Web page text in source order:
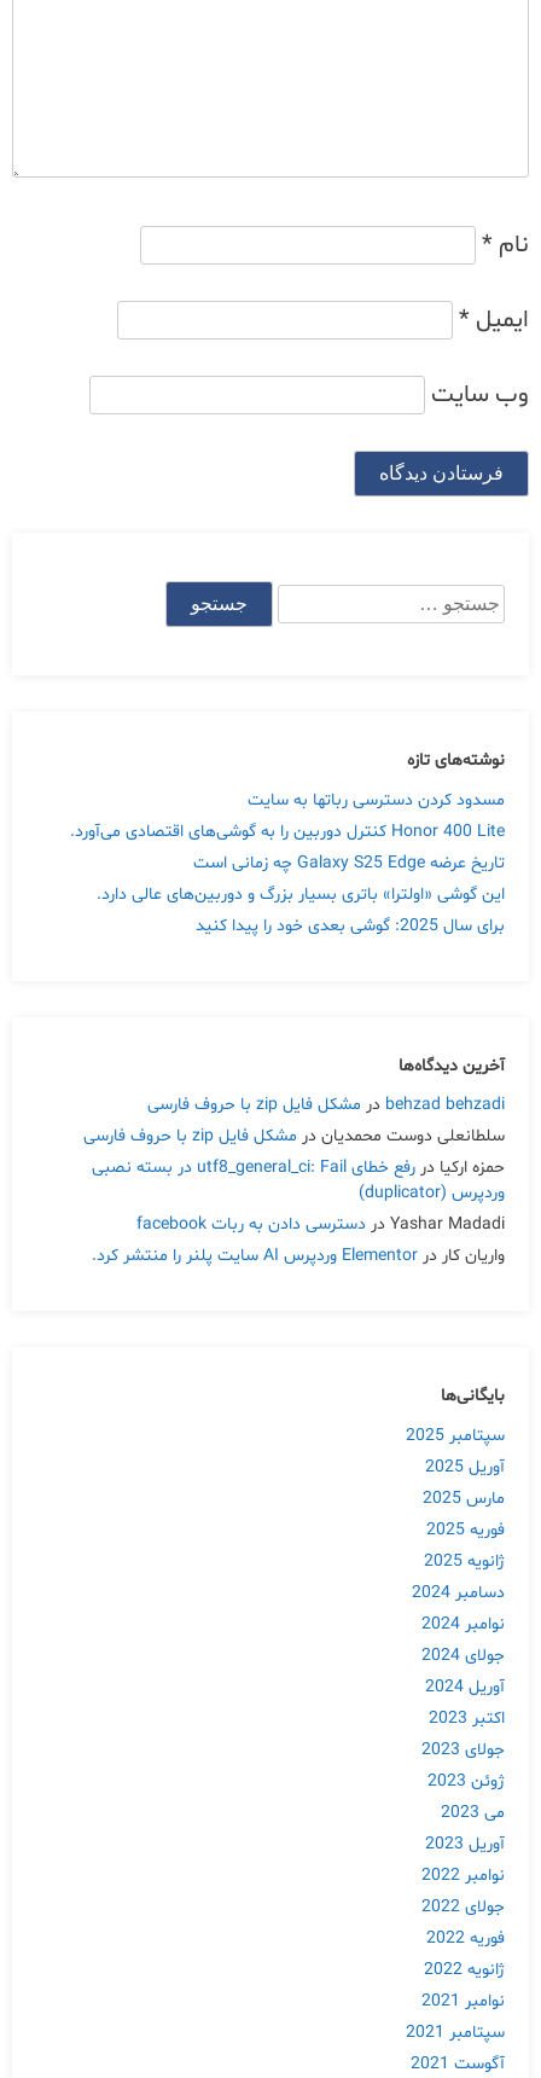
نام *
ایمیل *
وب‌ سایت
جستجو
برای:
نوشته‌های تازه
مسدود کردن دسترسی رباتها به سایت
Honor 400 Lite کنترل دوربین را به گوشی‌های اقتصادی می‌آورد.
تاریخ عرضه Galaxy S25 Edge چه زمانی است
این گوشی «اولترا» باتری بسیار بزرگ و دوربین‌های عالی دارد.
برای سال 2025: گوشی بعدی خود را پیدا کنید
آخرین دیدگاه‌ها
behzad behzadi در مشکل فایل zip با حروف فارسی
سلطانعلی دوست محمدیان در مشکل فایل zip با حروف فارسی
حمزه ارکیا در
رفع خطای utf8_general_ci: Fail در بسته نصبی
وردپرس (duplicator)
Yashar Madadi در دسترسی دادن به ربات facebook
واریان کار در Elementor وردپرس AI سایت پلنر را منتشر کرد.
بایگانی‌ها
سپتامبر 2025
آوریل 2025
مارس 2025
فوریه 2025
ژانویه 2025
دسامبر 2024
نوامبر 2024
جولای 2024
آوریل 2024
اکتبر 2023
جولای 2023
ژوئن 2023
می 2023
آوریل 2023
نوامبر 2022
جولای 2022
فوریه 2022
ژانویه 2022
نوامبر 2021
سپتامبر 2021
آگوست 2021